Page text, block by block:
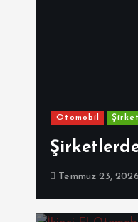
Otomobil
Temmuz 23, 2026